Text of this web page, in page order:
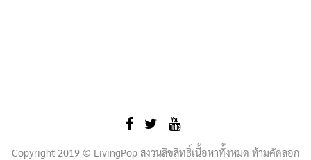
Copyright 2019 © LivingPop สงวนลิขสิทธิ์เนื้อหาทั้งหมด ห้ามคัดลอก